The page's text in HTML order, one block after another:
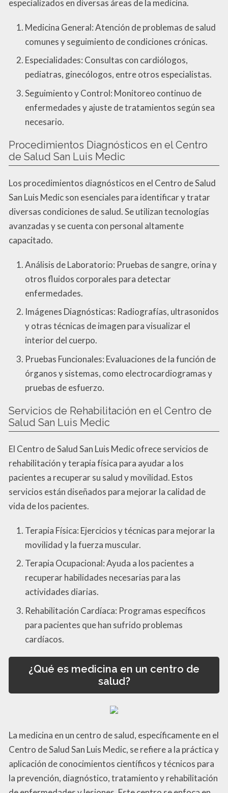
especializados en diversas áreas de la medicina.
Medicina General: Atención de problemas de salud
comunes y seguimiento de condiciones crónicas.
Especialidades: Consultas con cardiólogos,
pediatras, ginecólogos, entre otros especialistas.
Seguimiento y Control: Monitoreo continuo de
enfermedades y ajuste de tratamientos según sea
necesario.
Procedimientos Diagnósticos en el Centro
de Salud San Luis Medic
Los procedimientos diagnósticos en el Centro de Salud
San Luis Medic son esenciales para identificar y tratar
diversas condiciones de salud. Se utilizan tecnologías
avanzadas y se cuenta con personal altamente
capacitado.
Análisis de Laboratorio: Pruebas de sangre, orina y
otros fluidos corporales para detectar
enfermedades.
Imágenes Diagnósticas: Radiografías, ultrasonidos
y otras técnicas de imagen para visualizar el
interior del cuerpo.
Pruebas Funcionales: Evaluaciones de la función de
órganos y sistemas, como electrocardiogramas y
pruebas de esfuerzo.
Servicios de Rehabilitación en el Centro de
Salud San Luis Medic
El Centro de Salud San Luis Medic ofrece servicios de
rehabilitación y terapia física para ayudar a los
pacientes a recuperar su salud y movilidad. Estos
servicios están diseñados para mejorar la calidad de
vida de los pacientes.
Terapia Física: Ejercicios y técnicas para mejorar la
movilidad y la fuerza muscular.
Terapia Ocupacional: Ayuda a los pacientes a
recuperar habilidades necesarias para las
actividades diarias.
Rehabilitación Cardíaca: Programas específicos
para pacientes que han sufrido problemas
cardíacos.
¿Qué es medicina en un centro de
salud?
La medicina en un centro de salud, específicamente en el
Centro de Salud San Luis Medic, se refiere a la práctica y
aplicación de conocimientos científicos y técnicos para
la prevención, diagnóstico, tratamiento y rehabilitación